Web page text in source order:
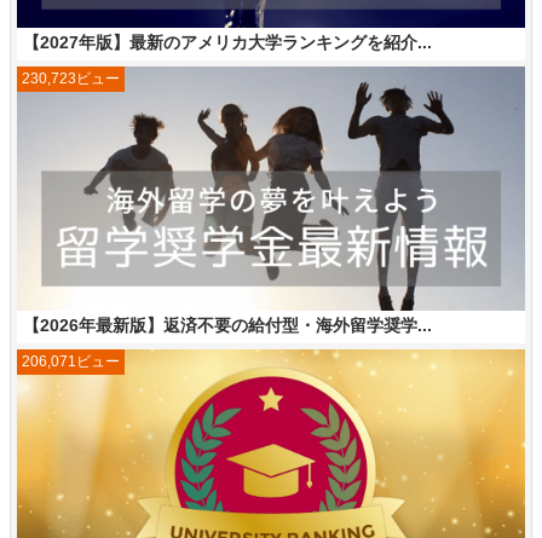
【2027年版】最新のアメリカ大学ランキングを紹介...
【2026年最新版】返済不要の給付型・海外留学奨学...
230,723ビュー
206,071ビュー